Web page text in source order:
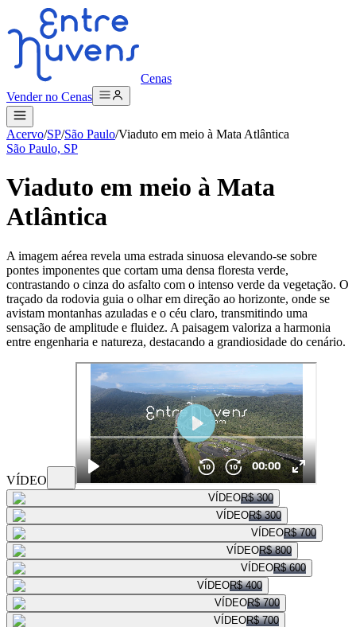
Cenas
Vender no Cenas
Acervo/SP/São Paulo/Viaduto em meio à Mata Atlântica
São Paulo, SP
Viaduto em meio à Mata
Atlântica
A imagem aérea revela uma estrada sinuosa elevando-se sobre
pontes imponentes que cortam uma densa floresta verde,
contrastando o cinza do asfalto com o intenso verde da vegetação. O
traçado da rodovia guia o olhar em direção ao horizonte, onde se
avistam montanhas azuladas e o céu claro, transmitindo uma
sensação de amplitude e fluidez. A paisagem valoriza a harmonia
entre engenharia e natureza, destacando a grandiosidade do cenário.
VÍDEO
VÍDEOR$ 300
VÍDEOR$ 300
VÍDEOR$ 700
VÍDEOR$ 800
VÍDEOR$ 600
VÍDEOR$ 400
VÍDEOR$ 700
VÍDEOR$ 700